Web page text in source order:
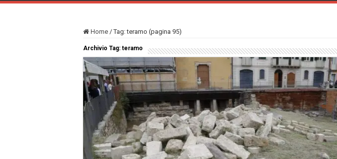
Home / Tag:teramo (pagina 95)
Archivio Tag: teramo